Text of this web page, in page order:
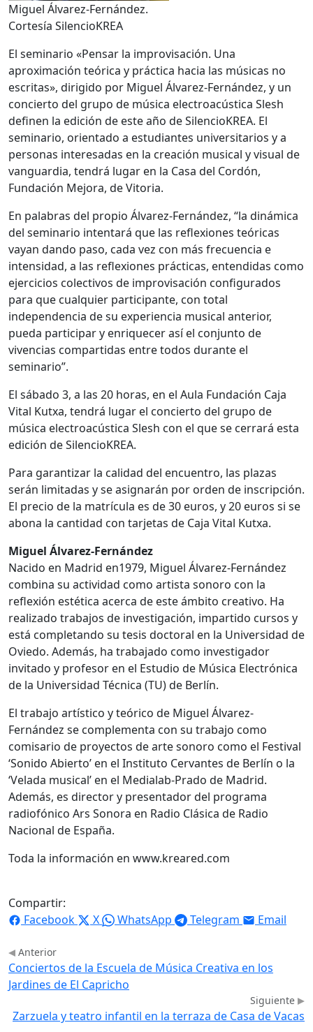
Miguel Álvarez-Fernández.
Cortesía SilencioKREA
El seminario «Pensar la improvisación. Una
aproximación teórica y práctica hacia las músicas no
escritas», dirigido por Miguel Álvarez-Fernández, y un
concierto del grupo de música electroacústica Slesh
definen la edición de este año de SilencioKREA. El
seminario, orientado a estudiantes universitarios y a
personas interesadas en la creación musical y visual de
vanguardia, tendrá lugar en la Casa del Cordón,
Fundación Mejora, de Vitoria.
En palabras del propio Álvarez-Fernández, “la dinámica
del seminario intentará que las reflexiones teóricas
vayan dando paso, cada vez con más frecuencia e
intensidad, a las reflexiones prácticas, entendidas como
ejercicios colectivos de improvisación configurados
para que cualquier participante, con total
independencia de su experiencia musical anterior,
pueda participar y enriquecer así el conjunto de
vivencias compartidas entre todos durante el
seminario”.
El sábado 3, a las 20 horas, en el Aula Fundación Caja
Vital Kutxa, tendrá lugar el concierto del grupo de
música electroacústica Slesh con el que se cerrará esta
edición de SilencioKREA.
Para garantizar la calidad del encuentro, las plazas
serán limitadas y se asignarán por orden de inscripción.
El precio de la matrícula es de 30 euros, y 20 euros si se
abona la cantidad con tarjetas de Caja Vital Kutxa.
Miguel Álvarez-Fernández
Nacido en Madrid en1979, Miguel Álvarez-Fernández
combina su actividad como artista sonoro con la
reflexión estética acerca de este ámbito creativo. Ha
realizado trabajos de investigación, impartido cursos y
está completando su tesis doctoral en la Universidad de
Oviedo. Además, ha trabajado como investigador
invitado y profesor en el Estudio de Música Electrónica
de la Universidad Técnica (TU) de Berlín.
El trabajo artístico y teórico de Miguel Álvarez-
Fernández se complementa con su trabajo como
comisario de proyectos de arte sonoro como el Festival
‘Sonido Abierto’ en el Instituto Cervantes de Berlín o la
‘Velada musical’ en el Medialab-Prado de Madrid.
Además, es director y presentador del programa
radiofónico Ars Sonora en Radio Clásica de Radio
Nacional de España.
Toda la información en www.kreared.com
Compartir:
Facebook
X WhatsApp Telegram Email
Anterior
Conciertos de la Escuela de Música Creativa en los
Jardines de El Capricho
Siguiente
Zarzuela y teatro infantil en la terraza de Casa de Vacas